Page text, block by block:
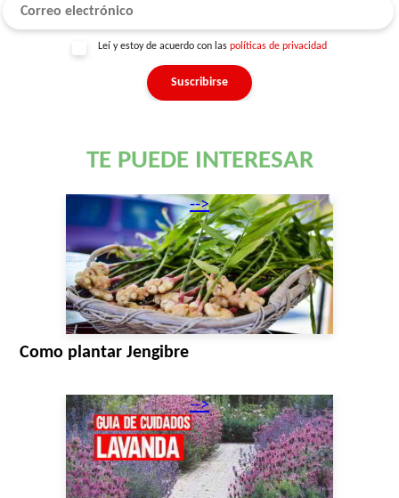
Leí y estoy de acuerdo con las políticas de privacidad
TE PUEDE INTERESAR
-->
Como plantar Jengibre
-->